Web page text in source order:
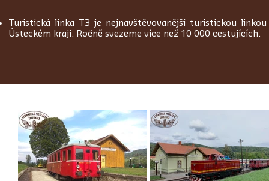
Turistická linka T3 je nejnavštěvovanější turistickou
Ústeckém kraji. Ročně svezeme více než 10 000 cestujících.